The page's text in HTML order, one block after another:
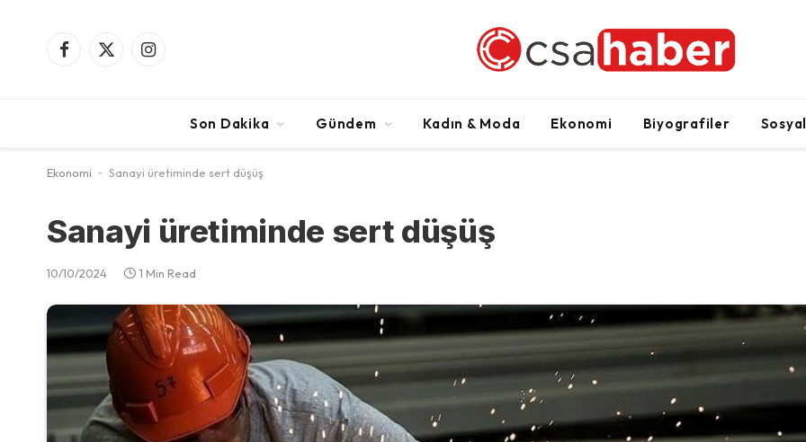
Facebook
X
Instagram
Son Dakika Gündem Kadın & Moda Ekonomi Biyografiler
Ekonomi - Sanayi üretiminde sert düşüş
Sanayi üretiminde sert düşüş
10/10/2024 1 Min Read